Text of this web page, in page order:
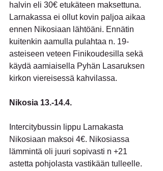
halvin eli 30€ etukäteen maksettuna.
Larnakassa ei ollut kovin paljoa aikaa
ennen Nikosiaan lähtöäni. Ennätin
kuitenkin aamulla pulahtaa n. 19-
asteiseen veteen Finikoudesilla sekä
käydä aamiaisella Pyhän Lasaruksen
kirkon viereisessä kahvilassa.
Nikosia 13.-14.4.
Intercitybussin lippu Larnakasta
Nikosiaan maksoi 4€. Nikosiassa
lämmintä oli juuri sopivasti n +21
astetta pohjolasta vastikään tulleelle.